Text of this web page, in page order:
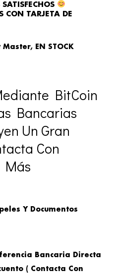
CON TARJETA DE
EN STOCK
BitCoin
Bancarias
Un Gran
Con
Más
Y Documentos
Bancaria Directa
( Contacta Con